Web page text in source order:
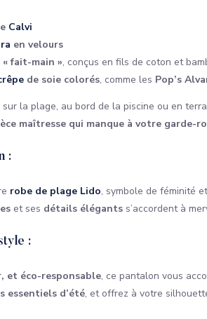
Calvi
en velours
« fait-main », conçus en fils de coton et
de soie colorés, comme les Pop’s
la plage, au bord de la piscine ou en
maîtresse qui manque à votre garde-
:
robe de plage Lido, symbole de féminité
et ses détails élégants s’accordent à
:
et éco-responsable, ce pantalon vous
essentiels d’été, et offrez à votre